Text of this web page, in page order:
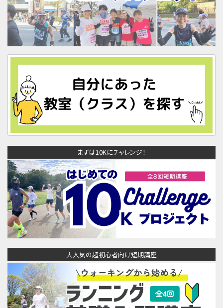
まずは10Kにチャレンジ！
大人気の超初心者向け短期講座